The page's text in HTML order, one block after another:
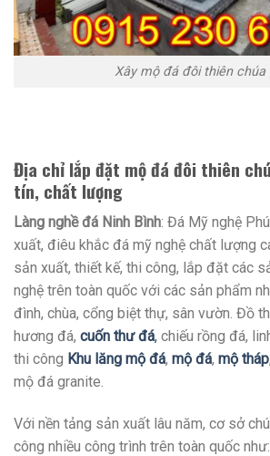
Xây mộ đá đôi thiên chúa
Địa chỉ lắp đặt mộ đá đôi thiên
tín, chất lượng
Làng nghề đá Ninh Bình: Đá Mỹ nghệ
xuất, điêu khắc đá mỹ nghệ chất lượng
sản xuất, thiết kế, thi công, lắp đặt các
nghệ trên toàn quốc với các sản phẩm
đình, chùa, cổng biệt thự, sân vườn. Đồ
hương đá, cuốn thư đá, chiếu rồng đá,
thi công Khu lăng mộ đá, mộ đá, mộ tháp,
mộ đá granite.
Với nền tảng sản xuất lâu năm, cơ sở
công nhiều công trình trên toàn quốc